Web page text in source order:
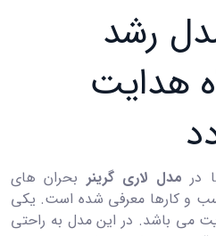
رشد
هدایت
در مدل لاری گرینر بحران های
و کارها معرفی شده است. یکی
می باشد. در این مدل به راحتی